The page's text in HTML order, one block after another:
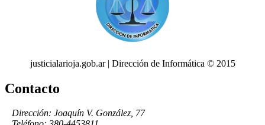
justicialarioja.gob.ar | Dirección de Informática © 2015
Contacto
Dirección: Joaquín V. González, 77